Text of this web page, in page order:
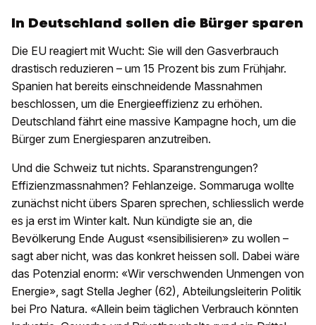
In Deutschland sollen die Bürger sparen
Die EU reagiert mit Wucht: Sie will den Gasverbrauch
drastisch reduzieren – um 15 Prozent bis zum Frühjahr.
Spanien hat bereits einschneidende Massnahmen
beschlossen, um die Energieeffizienz zu erhöhen.
Deutschland fährt eine massive Kampagne hoch, um die
Bürger zum Energiesparen anzutreiben.
Und die Schweiz tut nichts. Sparanstrengungen?
Effizienzmassnahmen? Fehlanzeige. Sommaruga wollte
zunächst nicht übers Sparen sprechen, schliesslich werde
es ja erst im Winter kalt. Nun kündigte sie an, die
Bevölkerung Ende August «sensibilisieren» zu wollen –
sagt aber nicht, was das konkret heissen soll. Dabei wäre
das Potenzial enorm: «Wir verschwenden Unmengen von
Energie», sagt Stella Jegher (62), Abteilungsleiterin Politik
bei Pro Natura. «Allein beim täglichen Verbrauch könnten